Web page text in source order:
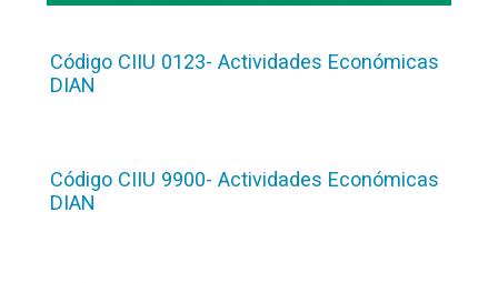
Código CIIU 0123- Actividades Económicas
DIAN
Código CIIU 9900- Actividades Económicas
DIAN